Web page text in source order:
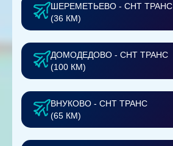
ШЕРЕМЕТЬЕВО - СНТ ТРАНС
(36 КМ)
ДОМОДЕДОВО - СНТ ТРАНС
(100 КМ)
ВНУКОВО - СНТ ТРАНС
(65 КМ)